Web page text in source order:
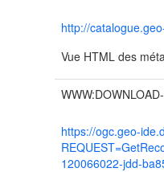
http://
Vue HTML des
https://ogc.geo-
120066022-jdd-